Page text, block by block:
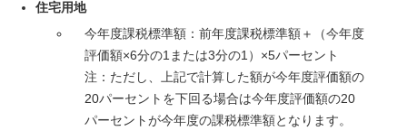
住宅用地
今年度課税標準額：前年度課税標準額＋（今年度
評価額×6分の1または3分の1）×5パーセント
注：ただし、上記で計算した額が今年度評価額の
20パーセントを下回る場合は今年度評価額の20
パーセントが今年度の課税標準額となります。